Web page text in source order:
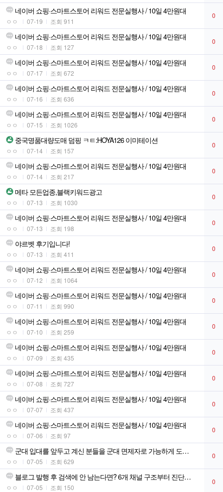
네이버 쇼핑·스마트스토어 리워드 전문실행사 / 10일 4만원대
ㅇㅇ 07-19 조회 911
0
네이버 쇼핑·스마트스토어 리워드 전문실행사 / 10일 4만원대
ㅇㅇ 07-18 조회 127
0
네이버 쇼핑·스마트스토어 리워드 전문실행사 / 10일 4만원대
ㅇㅇ 07-17 조회 672
0
네이버 쇼핑·스마트스토어 리워드 전문실행사 / 10일 4만원대
ㅇㅇ 07-16 조회 636
0
네이버 쇼핑·스마트스토어 리워드 전문실행사 / 10일 4만원대
ㅇㅇ 07-15 조회 1026
0
중국명품대량도매 덤핑 ㅋㅌ:HOYA126 이미테이션
ㅇㅇ 07-14 조회 157
0
네이버 쇼핑·스마트스토어 리워드 전문실행사 / 10일 4만원대
ㅇㅇ 07-14 조회 217
0
메타 모든업종,블랙키워드광고
ㅇㅇ 07-13 조회 1030
0
네이버 쇼핑·스마트스토어 리워드 전문실행사 / 10일 4만원대
ㅇㅇ 07-13 조회 198
0
야르벳 후기입니다!
ㅇㅇ 07-13 조회 411
0
네이버 쇼핑·스마트스토어 리워드 전문실행사 / 10일 4만원대
ㅇㅇ 07-12 조회 1064
0
네이버 쇼핑·스마트스토어 리워드 전문실행사 / 10일 4만원대
ㅇㅇ 07-11 조회 990
0
네이버 쇼핑·스마트스토어 리워드 전문실행사 / 10일 4만원대
ㅇㅇ 07-10 조회 259
0
네이버 쇼핑·스마트스토어 리워드 전문실행사 / 10일 4만원대
ㅇㅇ 07-09 조회 435
0
네이버 쇼핑·스마트스토어 리워드 전문실행사 / 10일 4만원대
ㅇㅇ 07-08 조회 727
0
네이버 쇼핑·스마트스토어 리워드 전문실행사 / 10일 4만원대
ㅇㅇ 07-07 조회 437
0
네이버 쇼핑·스마트스토어 리워드 전문실행사 / 10일 4만원대
ㅇㅇ 07-06 조회 97
0
군대 입대를 앞두고 계신 분들을 군대 면제자로 가능하게 도와드립니다!
ㅇㅇ 07-05 조회 629
0
블로그 발행 후 검색에 안 남는다면? 6개 채널 구조부터 진단합니다
ㅇㅇ 07-05 조회 150
0